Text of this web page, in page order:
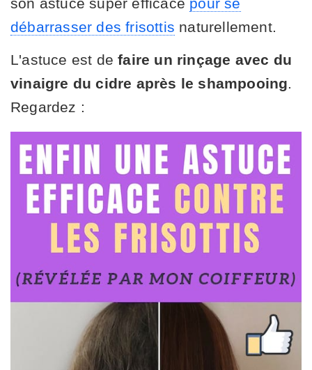
débarrasser des frisottis naturellement.
L'astuce est defaire un rinçage avec du
vinaigre du cidre après le shampooing
Regardez :